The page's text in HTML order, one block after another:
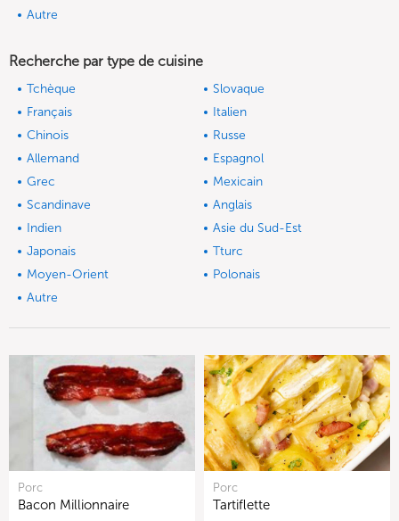
Autre
Recherche par type de cuisine
Tchèque
Slovaque
Français
Italien
Chinois
Russe
Allemand
Espagnol
Grec
Mexicain
Scandinave
Anglais
Indien
Asie du Sud-Est
Japonais
Tturc
Moyen-Orient
Polonais
Autre
Porc
Bacon Millionnaire
Porc
Tartiflette